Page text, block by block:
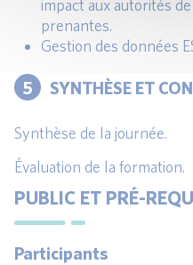
impact aux autorités
prenantes.
Gestion des données
5 SYNTHÈSE ET
Synthèse de la journée.
Évaluation de la formation.
PUBLIC ET PRÉ-
Participants